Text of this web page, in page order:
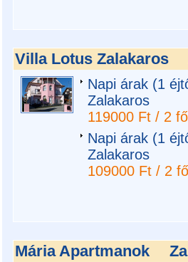
Villa Lotus Zalakaros
Napi árak (1
Zalakaros
119000 Ft / 2
Napi árak (1
Zalakaros
109000 Ft / 2
Mária Apartmanok